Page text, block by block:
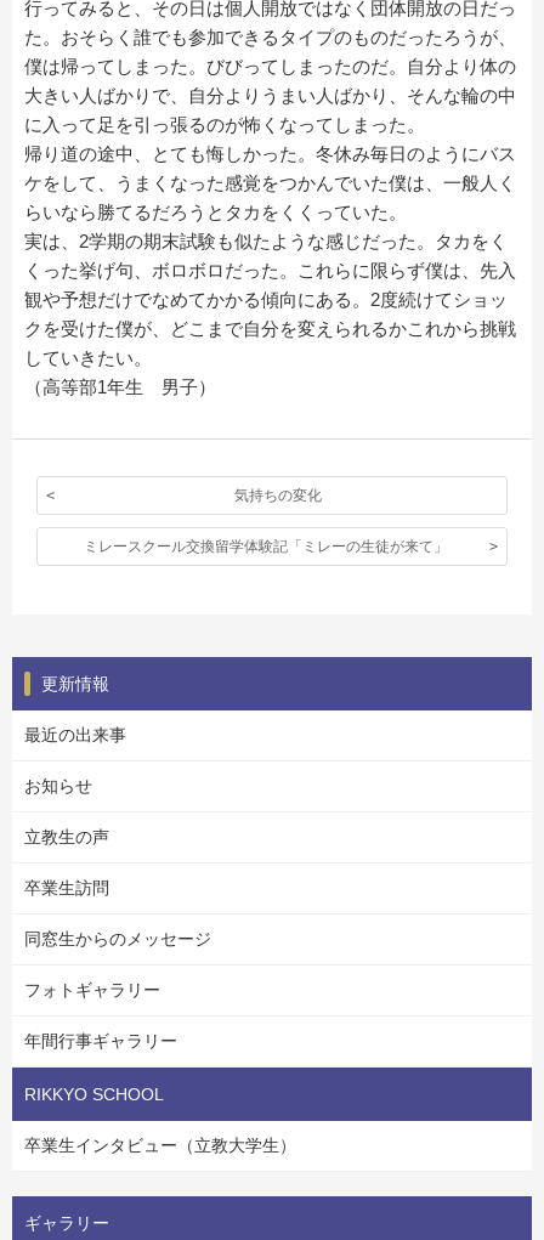
行ってみると、その日は個人開放ではなく団体開放の日だっ
た。おそらく誰でも参加できるタイプのものだったろうが、
僕は帰ってしまった。びびってしまったのだ。自分より体の
大きい人ばかりで、自分よりうまい人ばかり、そんな輪の中
に入って足を引っ張るのが怖くなってしまった。
帰り道の途中、とても悔しかった。冬休み毎日のようにバス
ケをして、うまくなった感覚をつかんでいた僕は、一般人く
らいなら勝てるだろうとタカをくくっていた。
実は、2学期の期末試験も似たような感じだった。タカをく
くった挙げ句、ボロボロだった。これらに限らず僕は、先入
観や予想だけでなめてかかる傾向にある。2度続けてショッ
クを受けた僕が、どこまで自分を変えられるかこれから挑戦
していきたい。
（高等部1年生 男子）
気持ちの変化
ミレースクール交換留学体験記「ミレーの生徒が来て」
更新情報
最近の出来事
お知らせ
立教生の声
卒業生訪問
同窓生からのメッセージ
フォトギャラリー
年間行事ギャラリー
RIKKYO SCHOOL
卒業生インタビュー（立教大学生）
ギャラリー